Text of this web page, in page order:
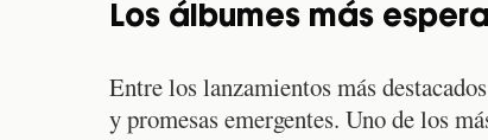
Los álbumes más
Entre los lanzamientos más
y promesas emergentes. Uno de los